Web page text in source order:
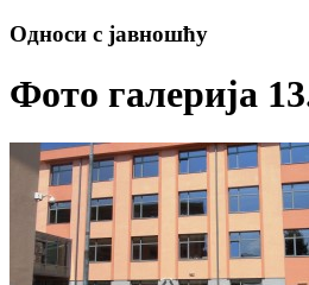
Односи с јавношћу
Фото галерија